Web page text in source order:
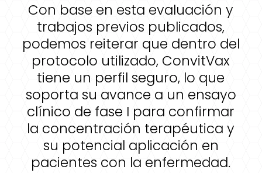
Con base en esta evaluación y
trabajos previos publicados,
podemos reiterar que dentro del
protocolo utilizado, ConvitVax
tiene un perfil seguro, lo que
soporta su avance a un ensayo
clínico de fase I para confirmar
la concentración terapéutica y
su potencial aplicación en
pacientes con la enfermedad.